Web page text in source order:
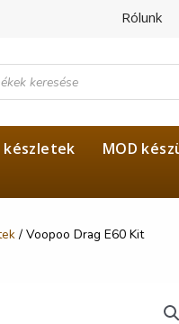
Rólunk
készletek MOD
/ Voopoo Drag E60 Kit